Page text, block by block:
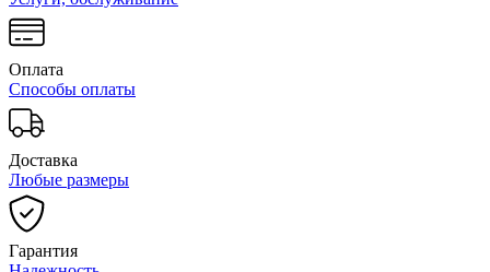
Оплата
Способы оплаты
Доставка
Любые размеры
Гарантия